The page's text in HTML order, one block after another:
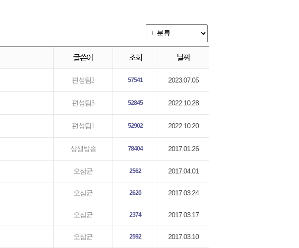
글쓴이 조회 날짜
편성팀2 57541 2023.07.05
편성팀3 52845 2022.10.28
편성팀1 52902 2022.10.20
상생방송 78404 2017.01.26
오삼균 2562 2017.04.01
오삼균 2620 2017.03.24
오삼균 2374 2017.03.17
오삼균 2592 2017.03.10